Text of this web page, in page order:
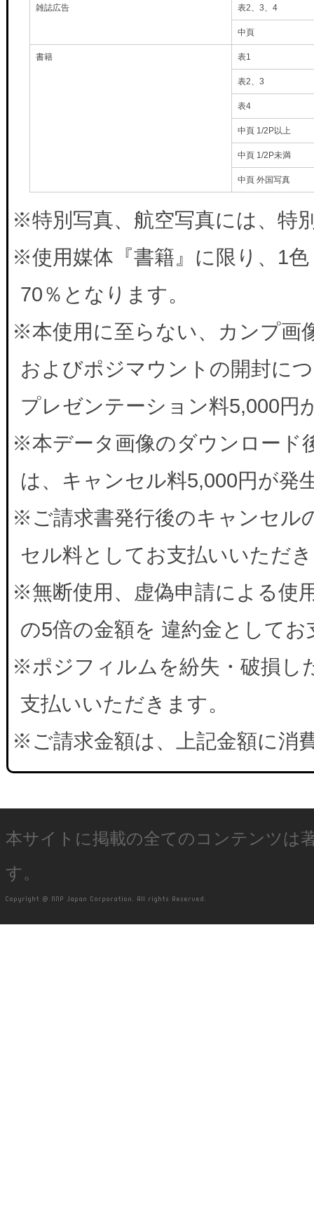
雑誌広告 表2、3、4
中頁
書籍 表1
表2、3
表4
中頁 1/2P以上
中頁 1/2P未満
中頁 外国写真
※特別写真、航空写真には、特
※使用媒体『書籍』に限り、1
70％となります。
※本使用に至らない、カンプ画
およびポジマウントの開封に
プレゼンテーション料5,000円
※本データ画像のダウンロード
は、キャンセル料5,000円が発
※ご請求書発行後のキャンセル
セル料としてお支払いいただ
※無断使用、虚偽申請による使
の5倍の金額を 違約金として
※ポジフィルムを紛失・破損し
支払いいただきます。
※ご請求金額は、上記金額に消
本サイトに掲載の全てのコンテンツは
す。